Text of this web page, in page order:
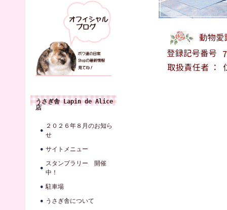
うさぎ舎 Lapin de Alice
店
２０２６年８月のお知ら
せ
サイトメニュー
スタンプラリー 開催
中！
駐車場
うさぎ舎について